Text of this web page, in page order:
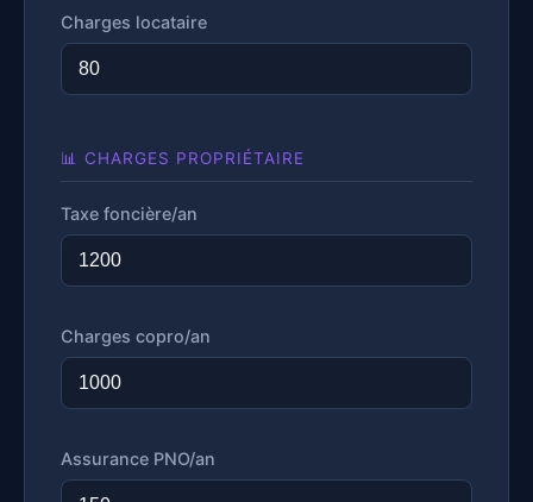
Charges locataire
📊 CHARGES PROPRIÉTAIRE
Taxe foncière/an
Charges copro/an
Assurance PNO/an